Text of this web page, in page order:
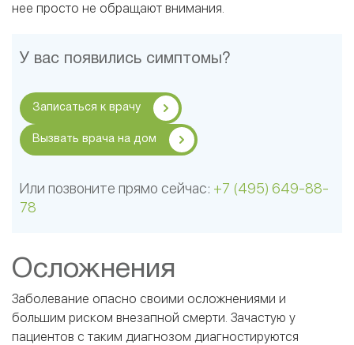
нее просто не обращают внимания.
У вас появились симптомы?
Записаться к врачу
Вызвать врача на дом
Или позвоните прямо сейчас: +7 (495) 649-88-
78
Осложнения
Заболевание опасно своими осложнениями и
большим риском внезапной смерти. Зачастую у
пациентов с таким диагнозом диагностируются